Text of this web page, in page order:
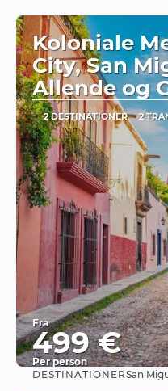
Koloniale
City, San
Allende og
2 DESTINATIONER 2
Fra
499 €
Per person
DESTINATIONERSan